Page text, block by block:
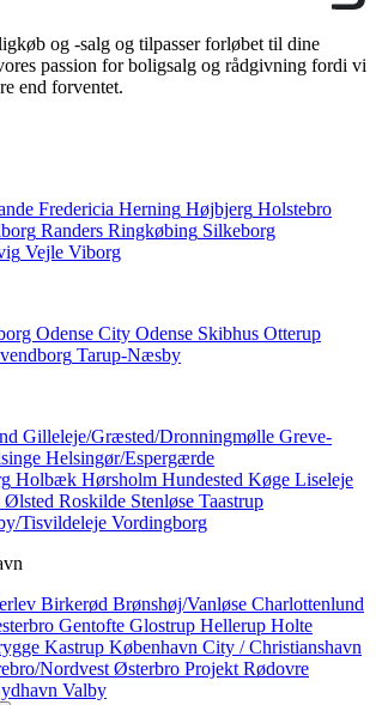
og -salg og tilpasser forløbet til dine
passion for boligsalg og rådgivning fordi vi
end forventet.
Fredericia Herning Højbjerg Holstebro
Randers Ringkøbing Silkeborg
Vejle Viborg
Odense City Odense Skibhus Otterup
Tarup-Næsby
Gilleleje/Græsted/Dronningmølle Greve-
Helsingør/Espergærde
Holbæk Hørsholm Hundested Køge Liseleje
Ølsted Roskilde Stenløse Taastrup
Tisvildeleje Vordingborg
Birkerød Brønshøj/Vanløse Charlottenlund
Gentofte Glostrup Hellerup Holte
Kastrup København City / Christianshavn
Nordvest Østerbro Projekt Rødovre
Valby